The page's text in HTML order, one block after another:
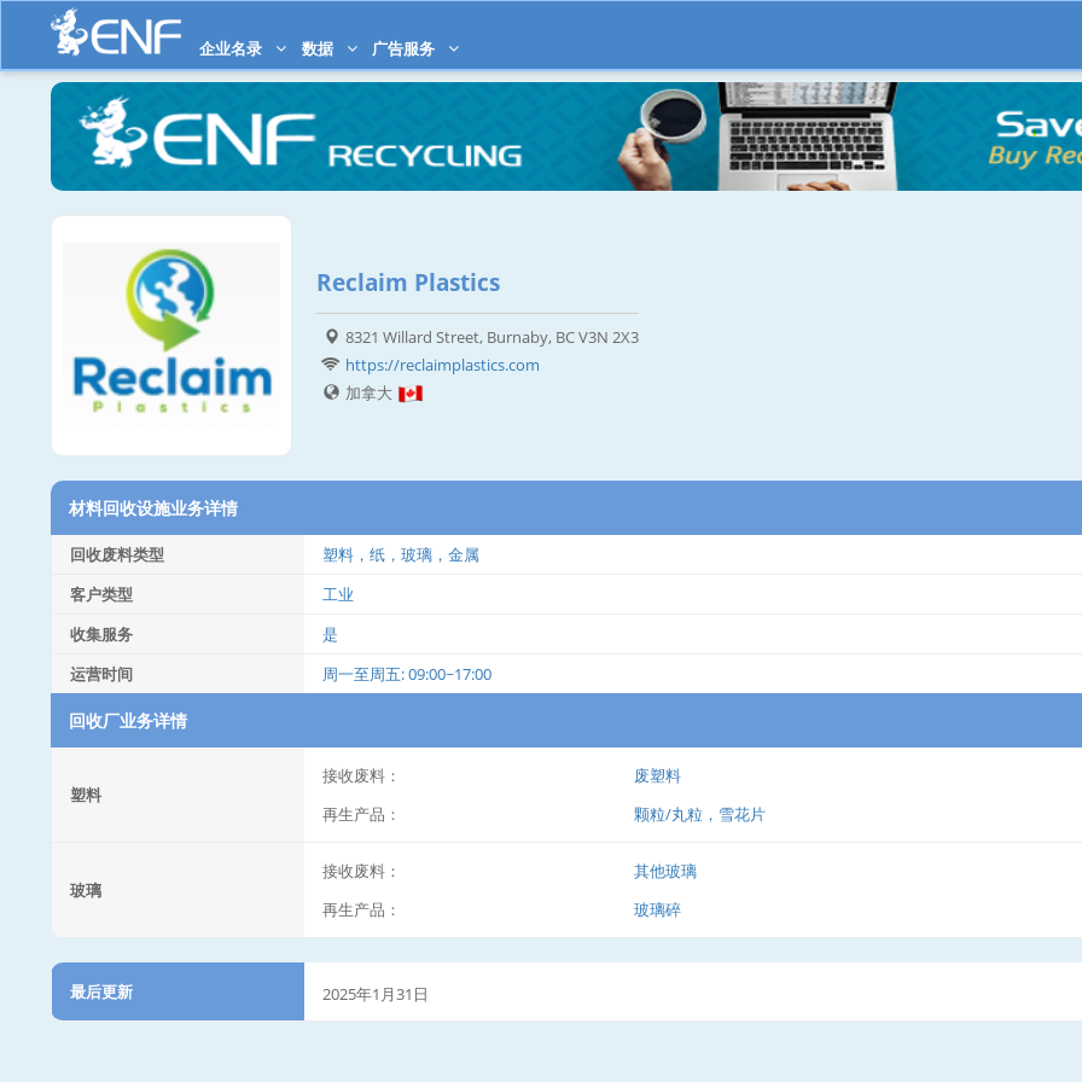
企业名录 数据 广告服务
Reclaim Plastics
8321 Willard Street, Burnaby, BC V3N 2X3
https://reclaimplastics.com
加拿大
材料回收设施业务详情
回收废料类型
塑料，纸，玻璃，金属
客户类型
工业
收集服务
是
运营时间
周一至周五: 09:00~17:00
回收厂业务详情
塑料
接收废料：
废塑料
再生产品：
颗粒/丸粒，雪花片
玻璃
接收废料：
其他玻璃
再生产品：
玻璃碎
最后更新 2025年1月31日